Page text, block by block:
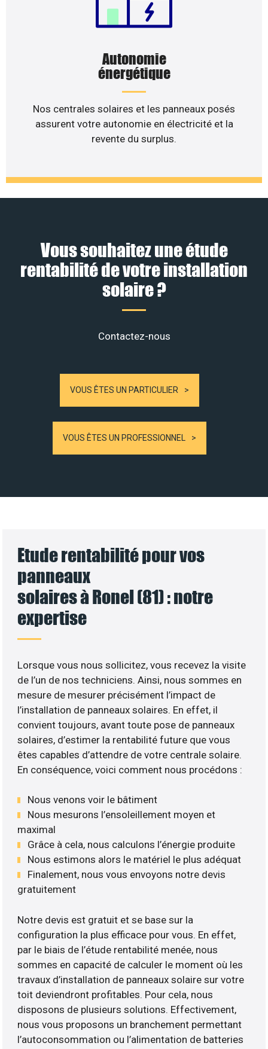
Autonomie
énergétique
Nos centrales solaires et les panneaux posés
assurent votre autonomie en électricité et la
revente du surplus.
Vous souhaitez une étude
rentabilité de votre installation
solaire ?
Contactez-nous
VOUS ÊTES UN PARTICULIER
VOUS ÊTES UN PROFESSIONNEL
Etude rentabilité pour vos
panneaux
solaires à Ronel (81) : notre
expertise
Lorsque vous nous sollicitez, vous recevez la visite
de l’un de nos techniciens. Ainsi, nous sommes en
mesure de mesurer précisément l’impact de
l’installation de panneaux solaires. En effet, il
convient toujours, avant toute pose de panneaux
solaires, d’estimer la rentabilité future que vous
êtes capables d’attendre de votre centrale solaire.
En conséquence, voici comment nous procédons :
Nous venons voir le bâtiment
Nous mesurons l’ensoleillement moyen et
maximal
Grâce à cela, nous calculons l’énergie produite
Nous estimons alors le matériel le plus adéquat
Finalement, nous vous envoyons notre devis
gratuitement
Notre devis est gratuit et se base sur la
configuration la plus efficace pour vous. En effet,
par le biais de l’étude rentabilité menée, nous
sommes en capacité de calculer le moment où les
travaux d’installation de panneaux solaire sur votre
toit deviendront profitables. Pour cela, nous
disposons de plusieurs solutions. Effectivement,
nous vous proposons un branchement permettant
l’autoconsommation ou l’alimentation de batteries